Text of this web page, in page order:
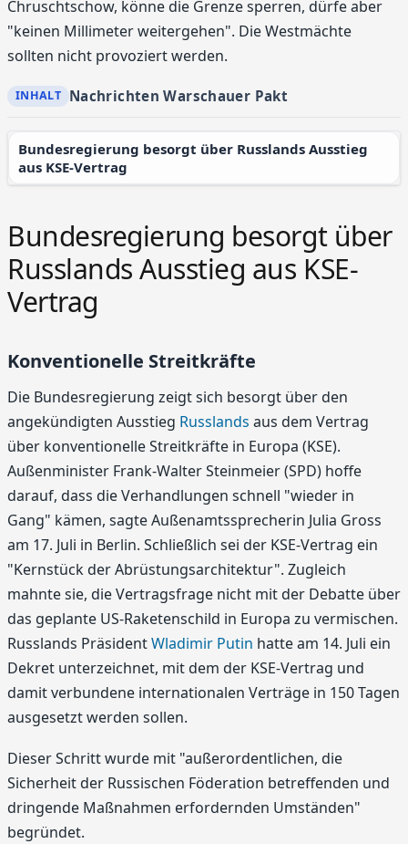
Chruschtschow, könne die Grenze sperren, dürfe aber
"keinen Millimeter weitergehen". Die Westmächte
sollten nicht provoziert werden.
Nachrichten Warschauer Pakt
Bundesregierung besorgt über Russlands Ausstieg
aus KSE-Vertrag
Bundesregierung besorgt über
Russlands Ausstieg aus KSE-
Vertrag
Konventionelle Streitkräfte
Die Bundesregierung zeigt sich besorgt über den
angekündigten Ausstieg Russlands aus dem Vertrag
über konventionelle Streitkräfte in Europa (KSE).
Außenminister Frank-Walter Steinmeier (SPD) hoffe
darauf, dass die Verhandlungen schnell "wieder in
Gang" kämen, sagte Außenamtssprecherin Julia Gross
am 17. Juli in Berlin. Schließlich sei der KSE-Vertrag ein
"Kernstück der Abrüstungsarchitektur". Zugleich
mahnte sie, die Vertragsfrage nicht mit der Debatte über
das geplante US-Raketenschild in Europa zu vermischen.
Russlands PräsidentWladimir Putin hatte am 14. Juli ein
Dekret unterzeichnet, mit dem der KSE-Vertrag und
damit verbundene internationalen Verträge in 150 Tagen
ausgesetzt werden sollen.
Dieser Schritt wurde mit "außerordentlichen, die
Sicherheit der Russischen Föderation betreffenden und
dringende Maßnahmen erfordernden Umständen"
begründet.